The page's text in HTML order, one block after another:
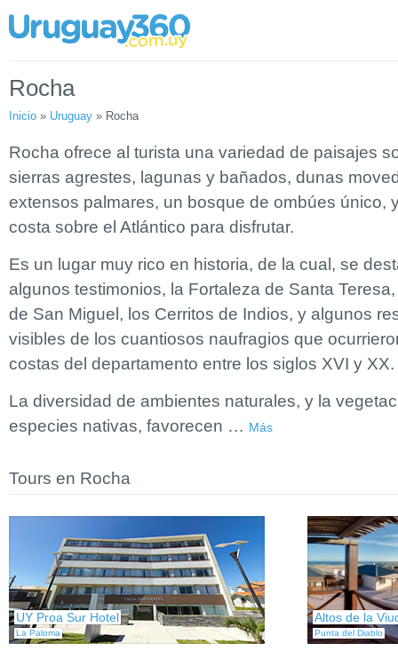
Rocha
Inicio » Uruguay » Rocha
Rocha ofrece al turista una variedad de paisajes
sierras agrestes, lagunas y bañados, dunas
extensos palmares, un bosque de ombúes único,
costa sobre el Atlántico para disfrutar.
Es un lugar muy rico en historia, de la cual, se
algunos testimonios, la Fortaleza de Santa
de San Miguel, los Cerritos de Indios, y algunos
visibles de los cuantiosos naufragios que
costas del departamento entre los siglos XVI y XX.
La diversidad de ambientes naturales, y la
especies nativas, favorecen … Más
Tours en Rocha
UY Proa Sur Hotel
La Paloma
Altos de la
Punta del Diablo